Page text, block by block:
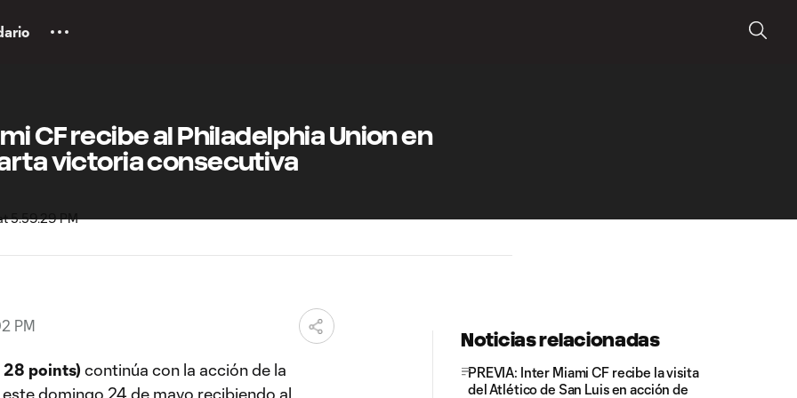
CF recibe al Philadelphia Union en
victoria consecutiva
PM
28 points) continúa con la acción de la
domingo 24 de mayo recibiendo al
Noticias relacionadas
PREVIA: Inter Miami CF recibe la visita
del Atlético de San Luis en acción de